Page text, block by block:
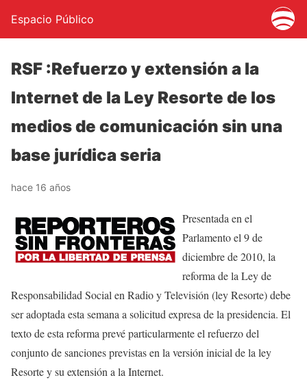
Espacio Público
RSF :Refuerzo y extensión a la
Internet de la Ley Resorte de los
medios de comunicación sin una
base jurídica seria
hace 16 años
Presentada en el
Parlamento el 9 de
diciembre de 2010, la
reforma de la Ley de
Responsabilidad Social en Radio y Televisión (ley Resorte) debe
ser adoptada esta semana a solicitud expresa de la presidencia. El
texto de esta reforma prevé particularmente el refuerzo del
conjunto de sanciones previstas en la versión inicial de la ley
Resorte y su extensión a la Internet.